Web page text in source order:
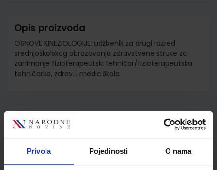
Privola Pojedinosti O nama
Opis proizvoda
OSNOVE KINEZIOLOGIJE; udžbenik za drugi razred
srednjoškolskog obrazovanja zdravstvene struke za
zanimanje fizioterapeutski tehničar/fizioterapeutska
tehničarka, zdrav. i medic.škola
Detalji proizvoda
Jedinična mjera
kom